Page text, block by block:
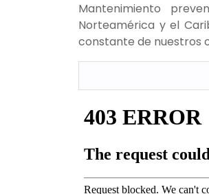
Mantenimiento
Norteamérica y el
constante de nuestros